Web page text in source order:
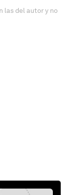
las del autor y no